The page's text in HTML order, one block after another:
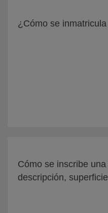
¿Cómo se
Cómo se inscribe
descripción,